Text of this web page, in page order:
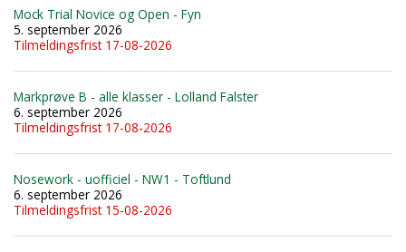
Mock Trial Novice og Open - Fyn
5. september 2026
Tilmeldingsfrist 17-08-2026
Markprøve B - alle klasser - Lolland Falster
6. september 2026
Tilmeldingsfrist 17-08-2026
Nosework - uofficiel - NW1 - Toftlund
6. september 2026
Tilmeldingsfrist 15-08-2026